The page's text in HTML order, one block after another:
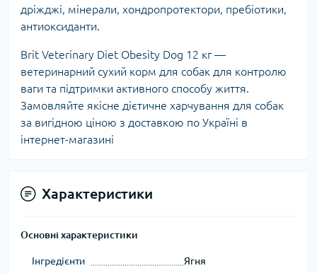
дріжджі, мінерали, хондропротектори, пребіотики,
антиоксиданти.
Brit Veterinary Diet Obesity Dog 12 кг —
ветеринарний сухий корм для собак для контролю
ваги та підтримки активного способу життя.
Замовляйте якісне дієтичне харчування для собак
за вигідною ціною з доставкою по Україні в
інтернет-магазині
Характеристики
Основні характеристики
Інгредієнти Ягня